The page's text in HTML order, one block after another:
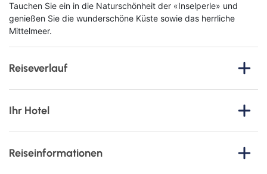
Tauchen Sie ein in die Naturschönheit der «Inselperle» und
genießen Sie die wunderschöne Küste sowie das herrliche
Mittelmeer.
Reiseverlauf
Sie fliegen nach Olbia auf der Mittelmeerinsel Sardinien, wo
Smeralda im Nordosten. Beim Abendessen lassen Sie
Ihr Hotel
Lage:Das4-Sterne-Hotel Colonna Park liegt in Porto Cervo,
Reiseinformationen